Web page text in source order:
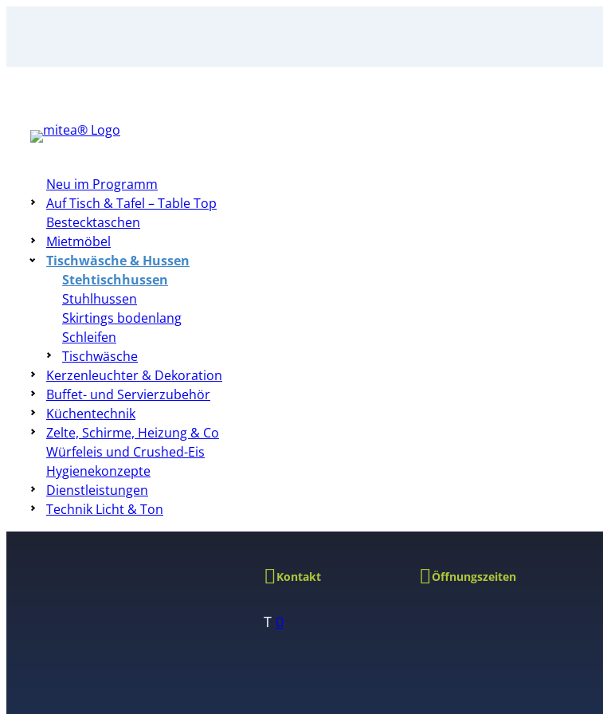
Neu im Programm
Auf Tisch & Tafel – Table Top
Bestecktaschen
Mietmöbel
Tischwäsche & Hussen
Stehtischhussen
Stuhlhussen
Skirtings bodenlang
Schleifen
Tischwäsche
Kerzenleuchter & Dekoration
Buffet- und Servierzubehör
Küchentechnik
Zelte, Schirme, Heizung & Co
Würfeleis und Crushed-Eis
Hygienekonzepte
Dienstleistungen
Technik Licht & Ton
Kontakt
T 0
Öffnungszeiten